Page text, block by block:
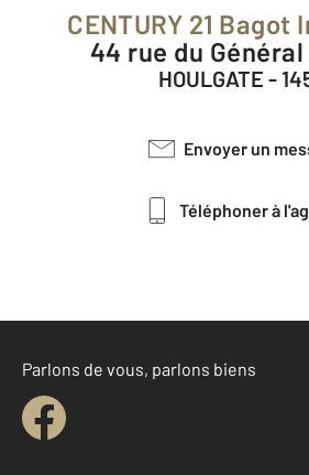
CENTURY 21
44 rue du
HOULGATE -
Envoyer un
Téléphoner à
Parlons de vous, parlons biens